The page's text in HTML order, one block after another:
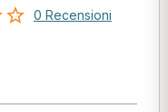
0 Recensioni